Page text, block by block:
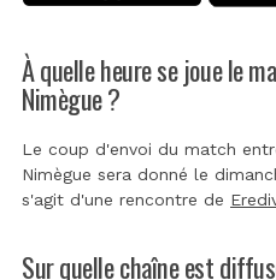
À quelle heure se joue le
Nimègue ?
Le coup d'envoi du match
Nimègue sera donné le
s'agit d'une rencontre de
Sur quelle chaîne est